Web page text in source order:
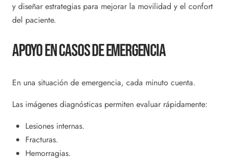
y diseñar estrategias para mejorar la movilidad y el confort
del paciente.
Apoyo En Casos De Emergencia
En una situación de emergencia, cada minuto cuenta.
Las imágenes diagnósticas permiten evaluar rápidamente:
Lesiones internas.
Fracturas.
Hemorragias.